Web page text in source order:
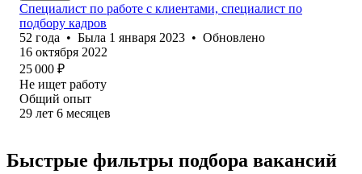
Специалист по работе с клиентами, специалист по
подбору кадров
52 года • Была 1 января 2023 • Обновлено
16 октября 2022
25 000 ₽
Не ищет работу
Общий опыт
29 лет 6 месяцев
Быстрые фильтры подбора вакансий